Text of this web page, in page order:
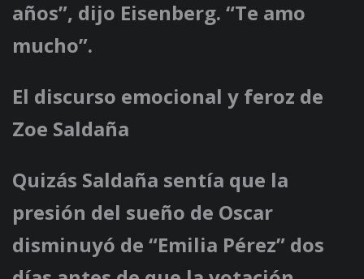
años”, dijo Eisenberg. “Te amo
mucho”.
El discurso emocional y feroz de
Zoe Saldaña
Quizás Saldaña sentía que la
presión del sueño de Oscar
disminuyó de “Emilia Pérez” dos